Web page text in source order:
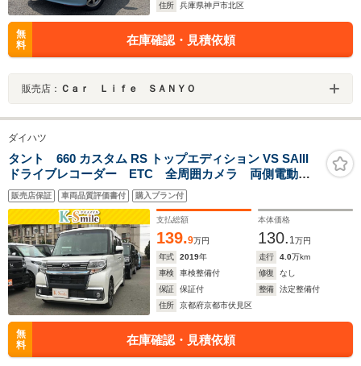
住所
兵庫県神戸市北区
無
料
在庫確認・見積依頼
販売店： Ｃａｒ Ｌｉｆｅ ＳＡＮＹＯ
ダイハツ
タント 660 カスタム RS トップエディション VS SAIII
ドライブレコーダー ETC 全周囲カメラ 両側電動ス
ライドドア TV 衝突被害軽減システム オートマチッ
クハイビーム オートライト LEDヘッドランプ アイ
ドリングストップ スマートキー
販売店保証 車両品質評価書付 購入プラン付
支払総額
139.9万円
本体価格
130. 1万円
年式
2019年 走行 4.0万km
車検
車検整備付 修復
なし
保証
保証付 整備
法定整備付
住所
京都府京都市伏見区
無
料
在庫確認・見積依頼